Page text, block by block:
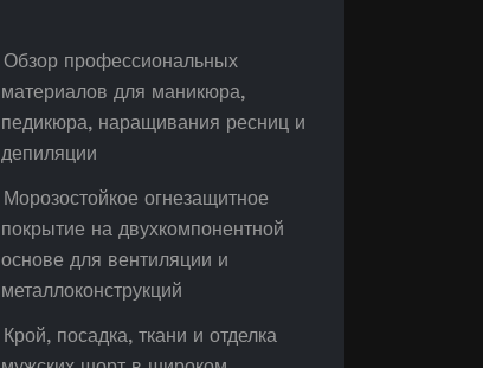
Обзор профессиональных
материалов для маникюра,
педикюра, наращивания ресниц и
депиляции
Морозостойкое огнезащитное
покрытие на двухкомпонентной
основе для вентиляции и
металлоконструкций
Крой, посадка, ткани и отделка